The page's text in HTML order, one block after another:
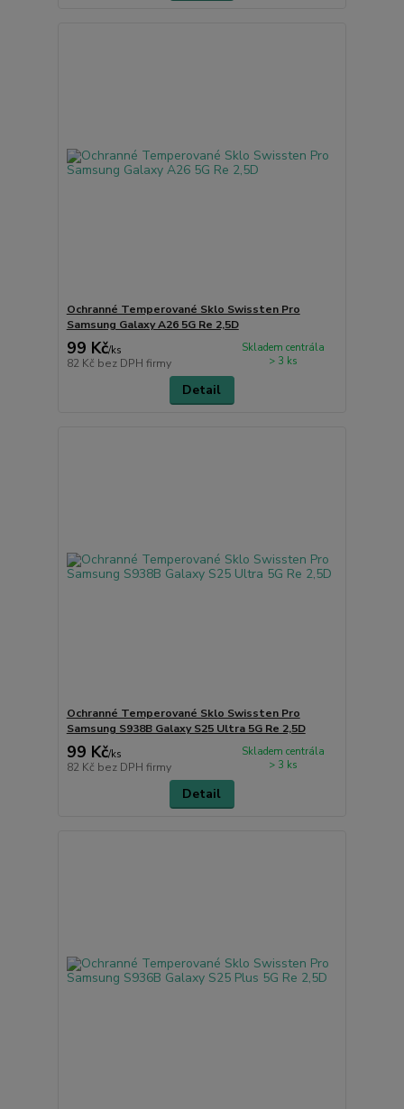
Ochranné Temperované Sklo Swissten Pro
Samsung Galaxy A26 5G Re 2,5D
99 Kč/ks
82 Kč bez DPH firmy
Skladem centrála
> 3 ks
Detail
Ochranné Temperované Sklo Swissten Pro
Samsung S938B Galaxy S25 Ultra 5G Re 2,5D
99 Kč/ks
82 Kč bez DPH firmy
Skladem centrála
> 3 ks
Detail